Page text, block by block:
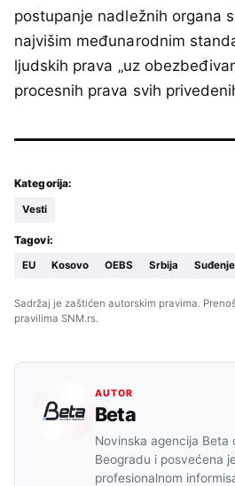
postupanje nadležnih organa
najvišim međunarodnim
ljudskih prava „uz
procesnih prava svih
Kategorija:
Vesti
Tagovi:
EU Kosovo OEBS Srbija Suđenje
Sadržaj je zaštićen autorskim pravima.
pravilima SNM.rs.
AUTOR
Beta
Novinska agencija Beta
Beogradu i posvećena
profesionalnom